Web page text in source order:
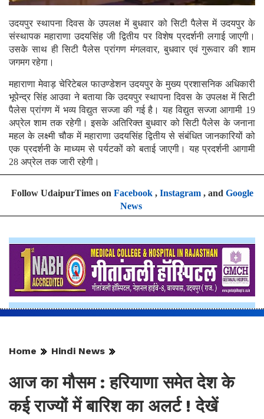
उदयपुर स्थापना दिवस के उपलक्ष में बुधवार को सिटी पैलेस में उदयपुर के
संस्थापक महाराणा उदयसिंह जी द्वितीय पर विशेष प्रदर्शनी लगाई जाएगी।
उसके साथ ही सिटी पैलेस प्रांगण मंगलवार, बुधवार एवं गुरूवार की शाम
जगमग रहेगा।
महाराणा मेवाड़ चेरिटेबल फाउण्डेशन उदयपुर के मुख्य प्रशासनिक अधिकारी
भूपेन्द्र सिंह आउवा ने बताया कि उदयपुर स्थापना दिवस के उपलक्ष में सिटी
पैलेस प्रांगण में भव्य विद्युत सज्जा की गई है। यह विद्युत सज्जा आगामी 19
अप्रेल शाम तक रहेगी। इसके अतिरिक्त बुधवार को सिटी पैलेस के जनाना
महल के लक्ष्मी चौक में महाराणा उदयसिंह द्वितीय से संबंधित जानकारियों को
एक प्रदर्शनी के माध्यम से पर्यटकों को बताई जाएगी। यह प्रदर्शनी आगामी
28 अप्रेल तक जारी रहेगी।
Follow UdaipurTimes on Facebook, Instagram, and Google
News
Home Hindi News
आज का मौसम : हरियाणा समेत देश के
कई राज्यों में बारिश का अलर्ट ! देखें